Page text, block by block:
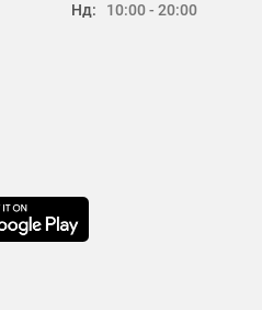
Нд:
10:00 - 20:00